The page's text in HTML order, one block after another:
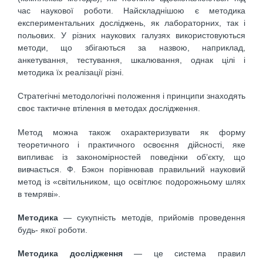
час наукової роботи. Найскладнішою є методика
експериментальних досліджень, як лабораторних, так і
польових. У різних наукових галузях використовуються
методи, що збігаються за назвою, наприклад,
анкетування, тестування, шкалювання, однак цілі і
методика їх реалізації різні.
Стратегічні методологічні положення і принципи знаходять
своє тактичне втілення в методах дослідження.
Метод можна також охарактеризувати як форму
теоретичного і практичного освоєння дійсності, яке
випливає із закономірностей поведінки об’єкту, що
вивчається. Ф. Бэкон порівнював правильний науковий
метод із «світильником, що освітлює подорожньому шлях
в темряві».
Методика — сукупність методів, прийомів проведення
будь- якої роботи.
Методика дослідження— це система правил